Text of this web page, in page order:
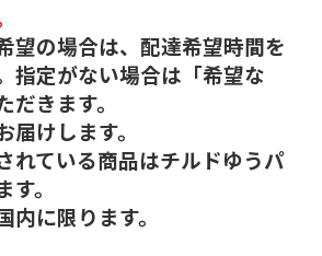
望の場合は、配達希望時間を
指定がない場合は「希望な
だきます。
けします。
れている商品はチルドゆうパ
。
に限ります。